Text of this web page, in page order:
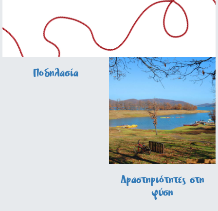
Ποδηλασία
Δραστηριότητες στη
φύση